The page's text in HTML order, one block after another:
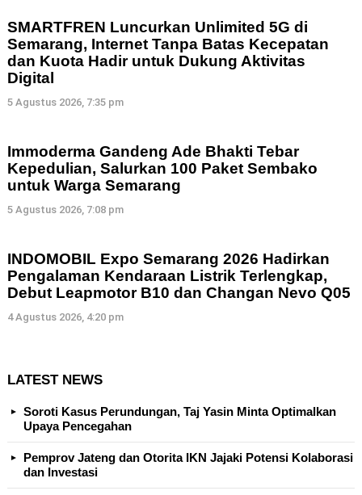
SMARTFREN Luncurkan Unlimited 5G di
Semarang, Internet Tanpa Batas Kecepatan
dan Kuota Hadir untuk Dukung Aktivitas
Digital
5 Agustus 2026, 7:35 pm
Immoderma Gandeng Ade Bhakti Tebar
Kepedulian, Salurkan 100 Paket Sembako
untuk Warga Semarang
5 Agustus 2026, 7:08 pm
INDOMOBIL Expo Semarang 2026 Hadirkan
Pengalaman Kendaraan Listrik Terlengkap,
Debut Leapmotor B10 dan Changan Nevo Q05
4 Agustus 2026, 4:20 pm
LATEST NEWS
Soroti Kasus Perundungan, Taj Yasin Minta Optimalkan
Upaya Pencegahan
Pemprov Jateng dan Otorita IKN Jajaki Potensi Kolaborasi
dan Investasi